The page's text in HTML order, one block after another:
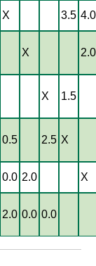
X 3.5 4.0
X 2.0
X 1.5
0.5 2.5 X
0.0 2.0 X
2.0 0.0 0.0